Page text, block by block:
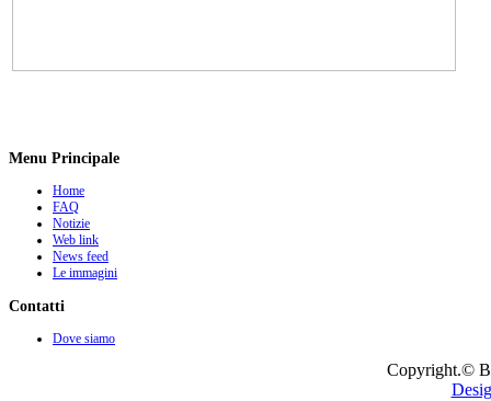
Menu Principale
Home
FAQ
Notizie
Web link
News feed
Le immagini
Contatti
Dove siamo
Copyright.©